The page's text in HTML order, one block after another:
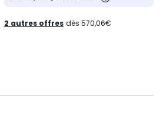
2 autres offres dès 570,06€